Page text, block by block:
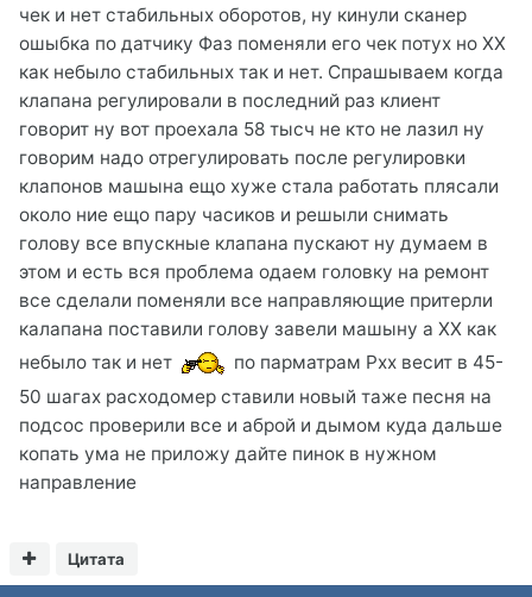
чек и нет стабильных оборотов, ну кинули сканер
ошыбка по датчику Фаз поменяли его чек потух но ХХ
как небыло стабильных так и нет. Спрашываем когда
клапана регулировали в последний раз клиент
говорит ну вот проехала 58 тысч не кто не лазил ну
говорим надо отрегулировать после регулировки
клапонов машына ещо хуже стала работать плясали
около ние ещо пару часиков и решыли снимать
голову все впускные клапана пускают ну думаем в
этом и есть вся проблема одаем головку на ремонт
все сделали поменяли все направляющие притерли
калапана поставили голову завели машыну а ХХ как
небыло так и нет
по парматрам Рхх весит в 45-
50 шагах расходомер ставили новый таже песня на
подсос проверили все и аброй и дымом куда дальше
копать ума не приложу дайте пинок в нужном
направление
Цитата